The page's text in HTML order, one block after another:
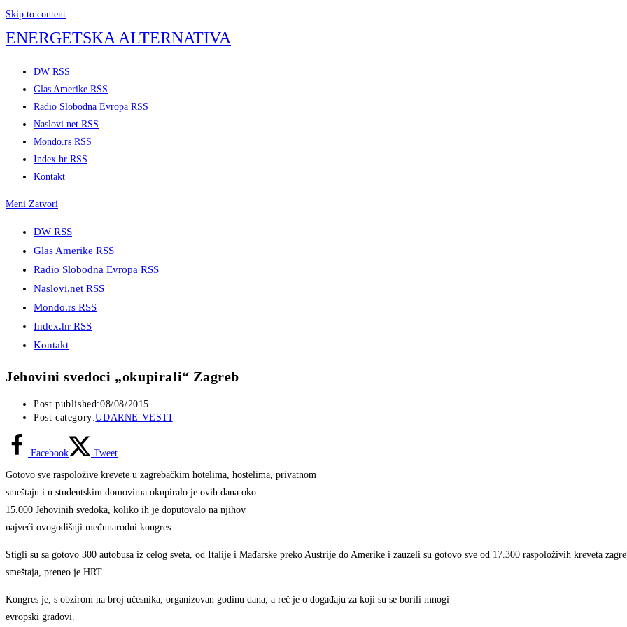
Skip to content
ENERGETSKA ALTERNATIVA
DW RSS
Glas Amerike RSS
Radio Slobodna Evropa RSS
Naslovi.net RSS
Mondo.rs RSS
Index.hr RSS
Kontakt
Meni Zatvori
DW RSS
Glas Amerike RSS
Radio Slobodna Evropa RSS
Naslovi.net RSS
Mondo.rs RSS
Index.hr RSS
Kontakt
Jehovini svedoci „okupirali“ Zagreb
Post published:08/08/2015
Post category:UDARNE VESTI
Facebook Tweet
Gotovo sve raspoložive krevete u zagrebačkim hotelima, hostelima, privatnom
smeštaju i u studentskim domovima okupiralo je ovih dana oko
15.000 Jehovinih svedoka, koliko ih je doputovalo na njihov
najveći ovogodišnji međunarodni kongres.
Stigli su sa gotovo 300 autobusa iz celog sveta, od Italije i Mađarske preko Austrije do Amerike i zauzeli su gotovo sve od 17.300 raspoloživih kreveta
smeštaja, preneo je HRT.
Kongres je, s obzirom na broj učesnika, organizovan godinu dana, a reč je o događaju za koji su se borili mnogi
evropski gradovi.